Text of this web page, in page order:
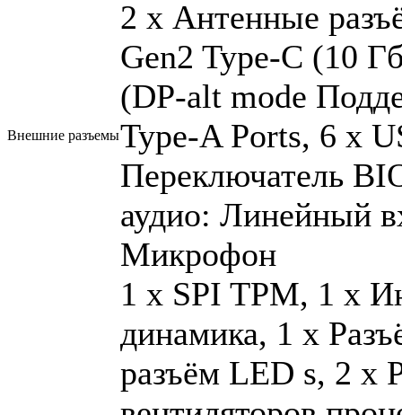
Внешние разъемы
2 x Антенные
Gen2 Type-C (10
(DP-alt mode
Type-A Ports, 6 x
Переключатель
аудио: Линейный
Микрофон
1 x SPI TPM, 1 x
динамика, 1 x
разъём LED s, 2 x